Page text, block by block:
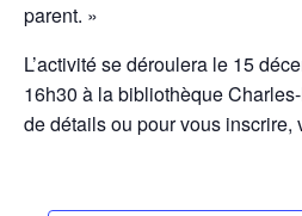
parent. »
L’activité se déroulera le 15
16h30 à la bibliothèque
de détails ou pour vous inscrire,